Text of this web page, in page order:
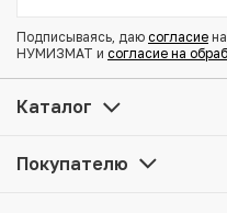
Купить 1 копейка 1899
цене можно в нашем
нашем складе.
Подписываясь, даю согласие
НУМИЗМАТ и согласие на
Каталог
Покупателю